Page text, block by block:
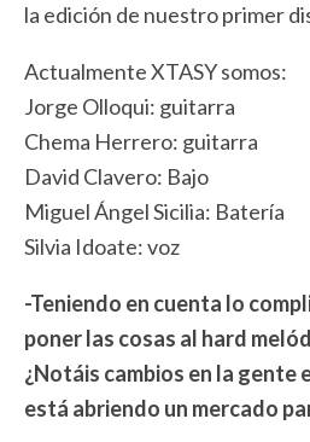
la edición de nuestro primer
Actualmente XTASY somos:
Jorge Olloqui: guitarra
Chema Herrero: guitarra
David Clavero: Bajo
Miguel Ángel Sicilia: Batería
Silvia Idoate: voz
-Teniendo en cuenta lo
poner las cosas al hard
¿Notáis cambios en la gente
está abriendo un mercado